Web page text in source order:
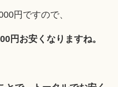
円ですので、
円お安くなりますね。